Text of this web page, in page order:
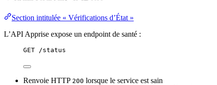
Section intitulée « Vérifications d’État »
L’API Apprise expose un endpoint de santé :
GET /status
Renvoie HTTP 200 lorsque le service est sain